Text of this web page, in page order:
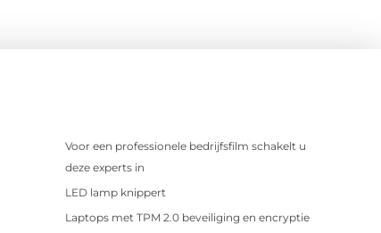
Voor een professionele bedrijfsfilm schakelt u
deze experts in
LED lamp knippert
Laptops met TPM 2.0 beveiliging en encryptie